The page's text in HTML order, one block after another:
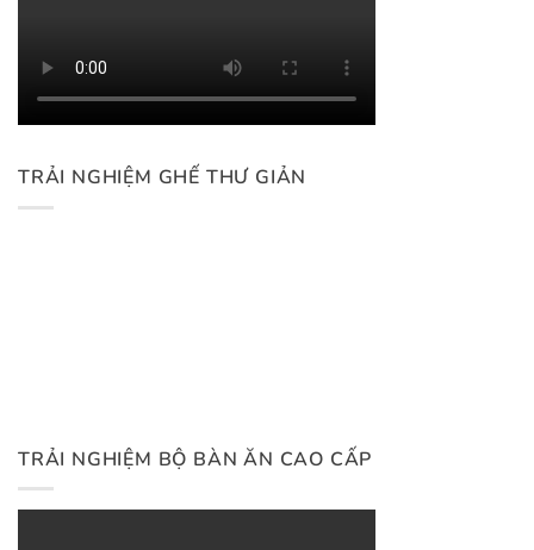
TRẢI NGHIỆM GHẾ THƯ GIẢN
TRẢI NGHIỆM BỘ BÀN ĂN CAO CẤP